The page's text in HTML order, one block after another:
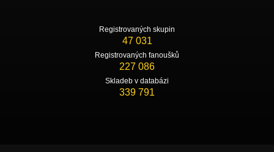
Registrovaných skupin
47 031
Registrovaných fanoušků
227 086
Skladeb v databázi
339 791